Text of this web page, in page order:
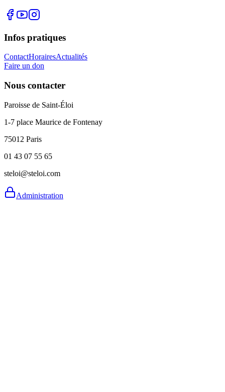
Infos pratiques
ContactHorairesActualités
Faire un don
Nous contacter
Paroisse de Saint-Éloi
1-7 place Maurice de Fontenay
75012 Paris
01 43 07 55 65
steloi@steloi.com
Administration